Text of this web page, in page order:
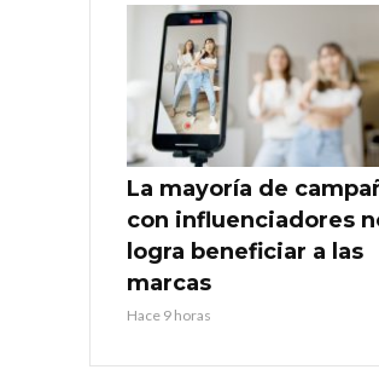
La mayoría de
con influenciadores
logra beneficiar a las
marcas
Hace 9 horas